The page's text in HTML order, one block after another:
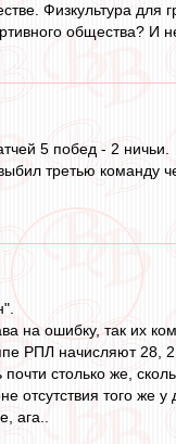
Физкультура
общества? И
5 побед - 2 ничьи.
третью команду
на ошибку, так их
РПЛ начисляют
столько же,
того же у
ага..